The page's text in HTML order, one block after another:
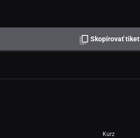
Skopírovať tiket
Kurz